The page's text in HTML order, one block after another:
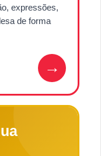
expressões,
de forma
→